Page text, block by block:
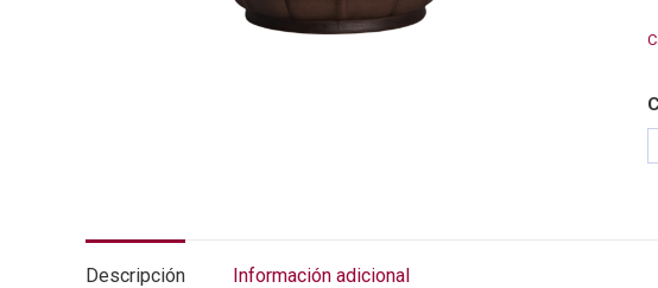
Descripción
Información adicional